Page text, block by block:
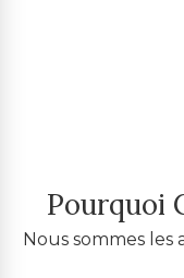
Pourquoi
Nous sommes les